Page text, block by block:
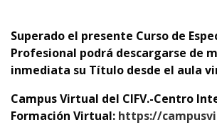
Superado el presente Curso de
Profesional podrá descargarse de
inmediata su Título desde el aula
Campus Virtual del CIFV.-Centro
Formación Virtual: https://